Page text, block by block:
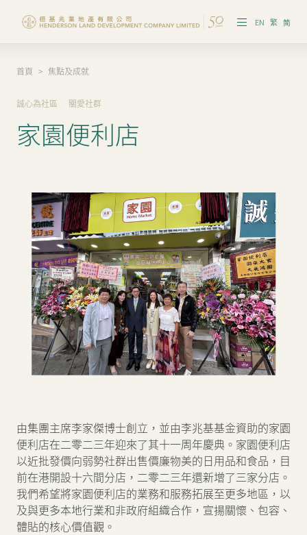
EN 繁 简
願景及策略
焦點及成就
管治及政策
首頁 > 焦點及成就
誠心為社區 關愛社群
家園便利店
由集團主席李家傑博士創立，並由李兆基基金資助的家園
便利店在二零二三年迎來了其十一周年慶典。家園便利店
以近批發價向弱勢社群出售價廉物美的日用品和食品，目
前在港開設十六間分店，二零二三年還新增了三家分店。
我們希望將家園便利店的業務和服務拓展至更多地區，以
及與更多本地行業和非政府組織合作，宣揚關懷、包容、
體貼的核心價值觀。